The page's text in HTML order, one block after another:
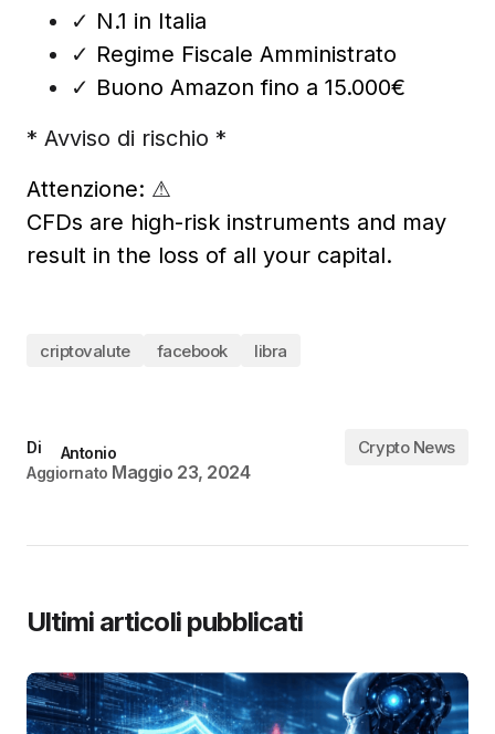
✓ N.1 in Italia
✓ Regime Fiscale Amministrato
✓ Buono Amazon fino a 15.000€
* Avviso di rischio *
Attenzione: ⚠
CFDs are high-risk instruments and may
result in the loss of all your capital.
criptovalute facebook libra
Di
Antonio
Aggiornato Maggio 23, 2024
Crypto News
Ultimi articoli pubblicati